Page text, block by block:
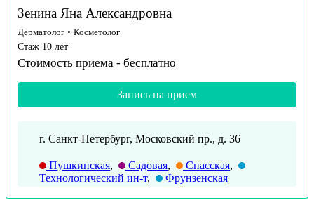
Зенина Яна Александровна
Дерматолог • Косметолог
Стаж 10 лет
Стоимость приема - бесплатно
Запись на прием
г. Санкт-Петербург, Московский пр., д. 36
Пушкинская, Садовая, Спасская,
Технологический ин-т, Фрунзенская